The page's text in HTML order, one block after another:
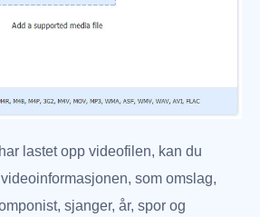
lastet opp videofilen, kan du
som omslag,
sjanger, år, spor og